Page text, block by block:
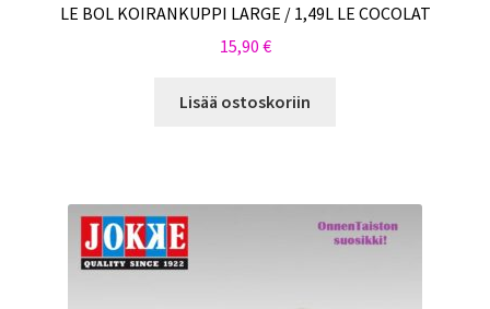
LE BOL KOIRANKUPPI LARGE / 1,49L LE COCOLAT
15,90 €
Lisää ostoskoriin